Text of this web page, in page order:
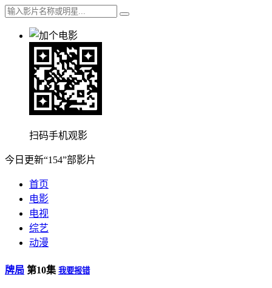
扫码手机观影
今日更新“154”部影片
首页
电影
电视
综艺
动漫
牌局 第10集 我要报错